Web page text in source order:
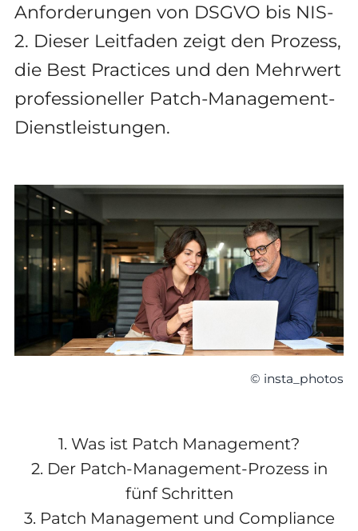
Anforderungen von DSGVO bis NIS-
2. Dieser Leitfaden zeigt den Prozess,
die Best Practices und den Mehrwert
professioneller Patch-Management-
Dienstleistungen.
© insta_photos
1. Was ist Patch Management?
2. Der Patch-Management-Prozess in
fünf Schritten
3. Patch Management und Compliance